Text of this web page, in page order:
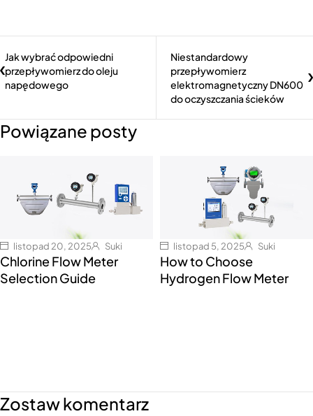
Jak wybrać odpowiedni
przepływomierz do oleju
napędowego
Niestandardowy
przepływomierz
elektromagnetyczny DN600
do oczyszczania ścieków
Powiązane posty
listopad 20, 2025 Suki
Chlorine Flow Meter
Selection Guide
listopad 5, 2025 Suki
How to Choose
Hydrogen Flow Meter
Zostaw komentarz